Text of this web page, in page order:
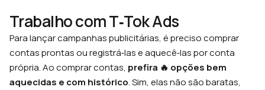
Trabalho com T‑Tok Ads
Para lançar campanhas publicitárias, é preciso comprar
contas prontas ou registrá‑las e aquecê‑las por conta
própria. Ao comprar contas, prefira 🔥 opções bem
aquecidas e com histórico. Sim, elas não são baratas,